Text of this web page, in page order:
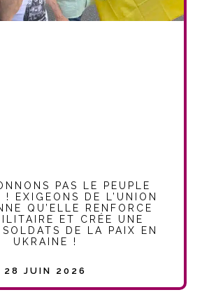
PAS LE PEUPLE
! EXIGEONS DE L’UNION
QU’ELLE RENFORCE
ET CRÉE UNE
SOLDATS DE LA PAIX EN
UKRAINE !
28 JUIN 2026